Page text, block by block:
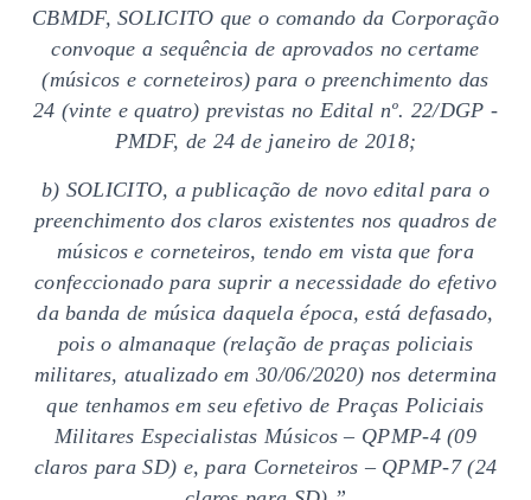
CBMDF, SOLICITO que o comando da Corporação
convoque a sequência de aprovados no certame
(músicos e corneteiros) para o preenchimento das
24 (vinte e quatro) previstas no Edital nº. 22/DGP -
PMDF, de 24 de janeiro de 2018;
b) SOLICITO, a publicação de novo edital para o
preenchimento dos claros existentes nos quadros de
músicos e corneteiros, tendo em vista que fora
confeccionado para suprir a necessidade do efetivo
da banda de música daquela época, está defasado,
pois o almanaque (relação de praças policiais
militares, atualizado em 30/06/2020) nos determina
que tenhamos em seu efetivo de Praças Policiais
Militares Especialistas Músicos – QPMP-4 (09
claros para SD) e, para Corneteiros – QPMP-7 (24